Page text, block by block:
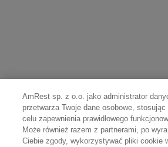
AmRest sp. z o.o. jako administrator
przetwarza Twoje dane osobowe,
celu zapewnienia prawidłowego
Może również razem z partnerami, po
Ciebie zgody, wykorzystywać pliki cookie